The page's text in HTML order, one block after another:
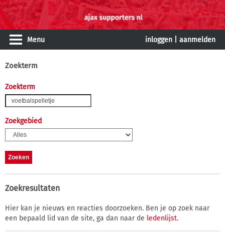
Menu inloggen aanmelden
Zoekterm
Zoekterm
Zoekgebied
Zoekresultaten
Hier kan je nieuws en reacties doorzoeken. Ben je op zoek naar
een bepaald lid van de site, ga dan naar de ledenlijst.